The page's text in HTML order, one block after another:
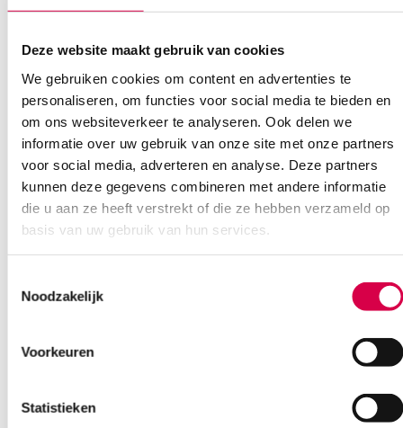
Deze website maakt gebruik van cookies
We gebruiken cookies om content en advertenties te
personaliseren, om functies voor social media te bieden en
om ons websiteverkeer te analyseren. Ook delen we
informatie over uw gebruik van onze site met onze partners
voor social media, adverteren en analyse. Deze partners
kunnen deze gegevens combineren met andere informatie
die u aan ze heeft verstrekt of die ze hebben verzameld op
basis van uw gebruik van hun services.
Noodzakelijk
Voorkeuren
Statistieken
Heb je een vraag?
Of contacteer ons via een van de onderstaande opties.
Onze klantenservice is bereikbaar van maandag t/m vrijdag van
Bel Anca